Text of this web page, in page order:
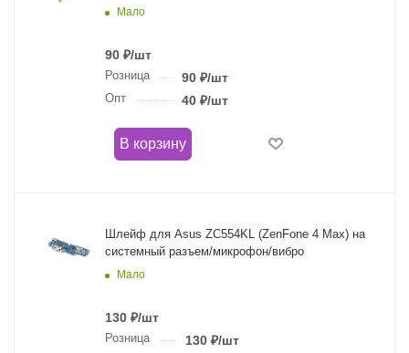
Мало
90 ₽/шт
Розница 90₽/шт
Опт 40₽/шт
В корзину
Шлейф для Asus ZC554KL (ZenFone 4 Max) на
системный разъем/микрофон/вибро
Мало
130 ₽/шт
Розница 130₽/шт